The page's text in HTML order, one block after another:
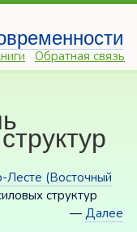
Обратная связь
Лесте (Восточный
структур
—Далее